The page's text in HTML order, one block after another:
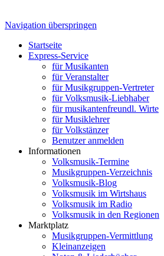
Navigation überspringen
Startseite
Express-Service
für Musikanten
für Veranstalter
für Musikgruppen-Vertreter
für Volksmusik-Liebhaber
für musikantenfreundl. Wirte
für Musiklehrer
für Volkstänzer
Benutzer anmelden
Informationen
Volksmusik-Termine
Musikgruppen-Verzeichnis
Volksmusik-Blog
Volksmusik im Wirtshaus
Volksmusik im Radio
Volksmusik in den Regionen
Marktplatz
Musikgruppen-Vermittlung
Kleinanzeigen